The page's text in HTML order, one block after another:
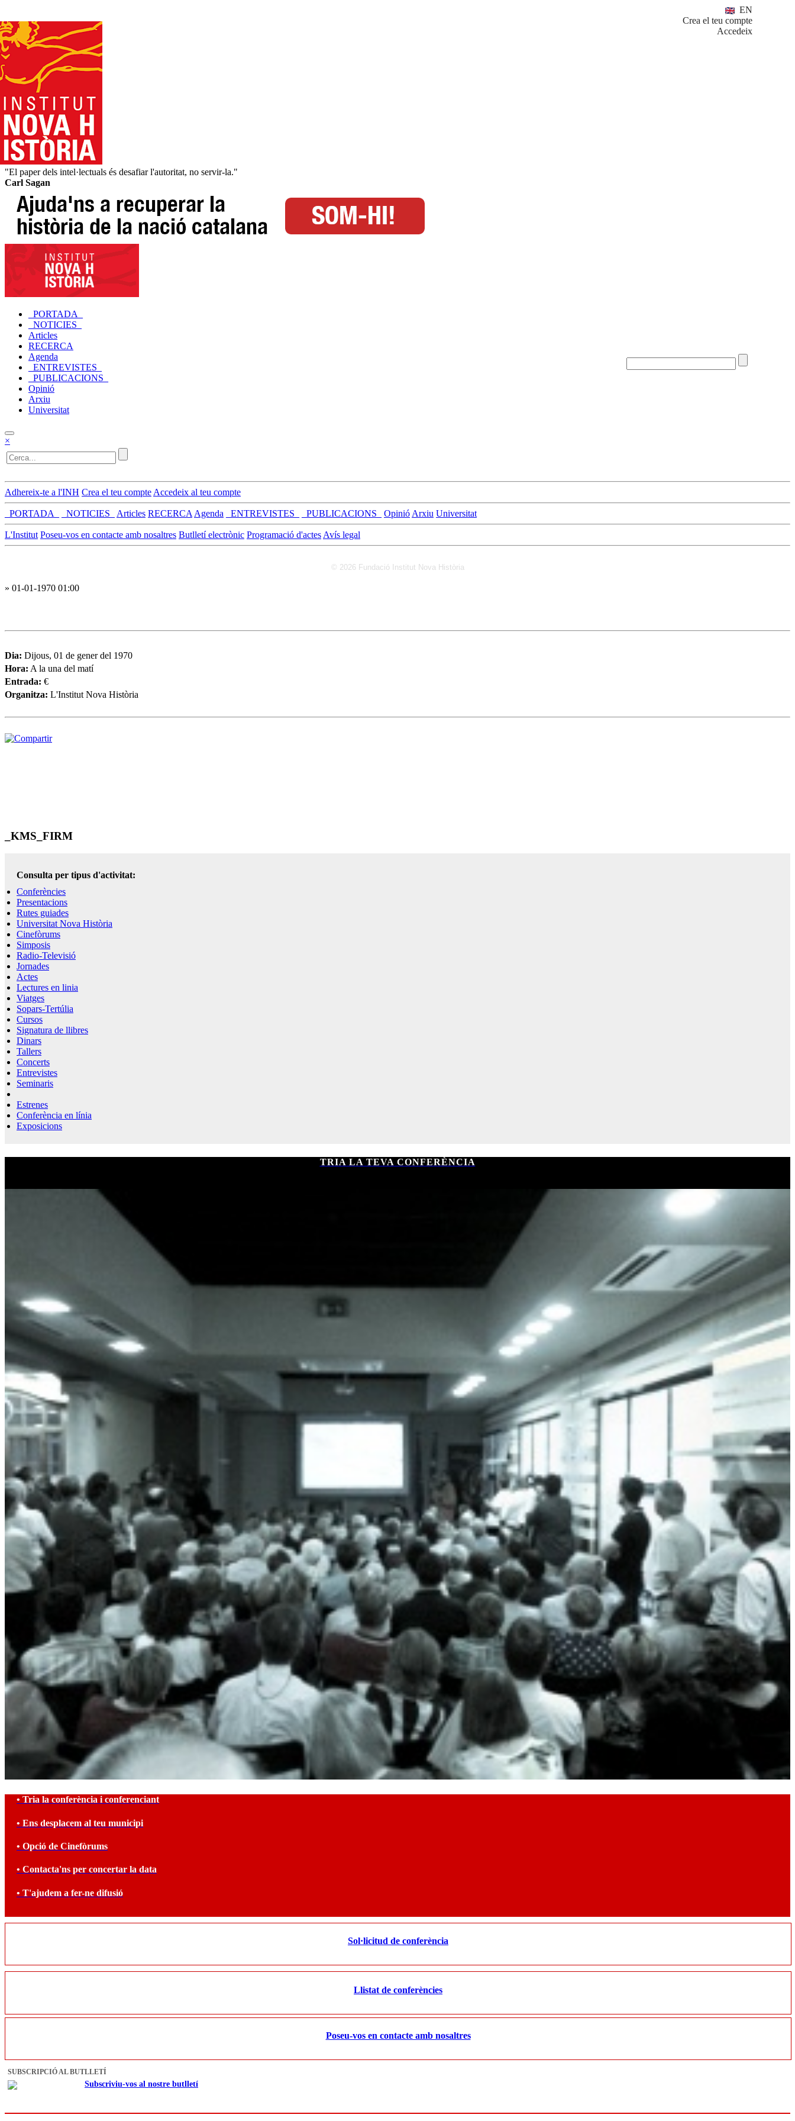
EN
Crea el teu compte
Accedeix
"El paper dels intel·lectuals és desafiar l'autoritat, no servir-la."
Carl Sagan
_PORTADA_
_NOTICIES_
Articles
RECERCA
Agenda
_ENTREVISTES_
_PUBLICACIONS_
Opinió
Arxiu
Universitat
×
Adhereix-te a l'INH Crea el teu compte Accedeix al teu compte
_PORTADA_ _NOTICIES_ Articles RECERCA Agenda _ENTREVISTES_ _PUBLICACIONS_ Opinió Arxiu Universitat
L'Institut Poseu-vos en contacte amb nosaltres Butlletí electrònic Programació d'actes Avís legal
© 2026 Fundació Institut Nova Història
» 01-01-1970 01:00
Dia: Dijous, 01 de gener del 1970
Hora: A la una del matí
Entrada: €
Organitza: L'Institut Nova Història
_KMS_FIRM
Consulta per tipus d'activitat:
Conferències
Presentacions
Rutes guiades
Universitat Nova Història
Cinefòrums
Simposis
Radio-Televisió
Jornades
Actes
Lectures en linia
Viatges
Sopars-Tertúlia
Cursos
Signatura de llibres
Dinars
Tallers
Concerts
Entrevistes
Seminaris
Estrenes
Conferència en línia
Exposicions
TRIA LA TEVA CONFERÈNCIA
• Tria la conferència i conferenciant
• Ens desplacem al teu municipi
• Opció de Cinefòrums
• Contacta'ns per concertar la data
• T'ajudem a fer-ne difusió
Sol·licitud de conferència
Llistat de conferències
Poseu-vos en contacte amb nosaltres
SUBSCRIPCIÓ AL BUTLLETÍ
Subscriviu-vos al nostre butlletí